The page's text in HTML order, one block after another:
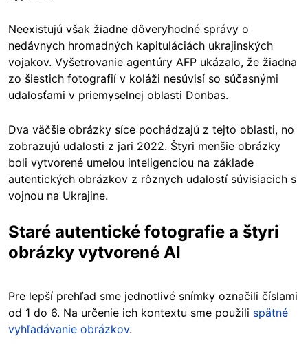
Neexistujú však žiadne dôveryhodné správy o
nedávnych hromadných kapituláciách ukrajinských
vojakov. Vyšetrovanie agentúry AFP ukázalo, že žiadna
zo šiestich fotografií v koláži nesúvisí so súčasnými
udalosťami v priemyselnej oblasti Donbas.
Dva väčšie obrázky síce pochádzajú z tejto oblasti, no
zobrazujú udalosti z jari 2022. Štyri menšie obrázky
boli vytvorené umelou inteligenciou na základe
autentických obrázkov z rôznych udalostí súvisiacich s
vojnou na Ukrajine.
Staré autentické fotografie a štyri
obrázky vytvorené AI
Pre lepší prehľad sme jednotlivé snímky označili číslami
od 1 do 6. Na určenie ich kontextu sme použili spätné
vyhľadávanie obrázkov.